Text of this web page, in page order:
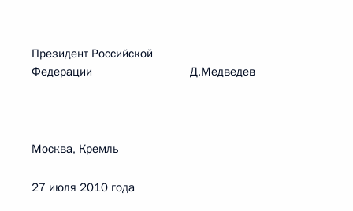
Президент Российской
Федерации Д.Медведев
Москва, Кремль
27 июля 2010 года